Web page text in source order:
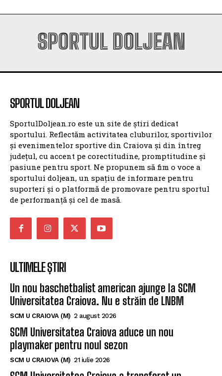
SPORTUL DOLJEAN
SPORTUL DOLJEAN
SportulDoljean.ro este un site de știri dedicat
sportului. Reflectăm activitatea cluburilor, sportivilor
și evenimentelor sportive din Craiova și din întreg
județul, cu accent pe corectitudine, promptitudine și
pasiune pentru sport. Ne propunem să fim o voce a
sportului doljean, un spațiu de informare pentru
suporteri și o platformă de promovare pentru sportul
de performanță și cel de masă.
ULTIMELE ȘTIRI
Un nou baschetbalist american ajunge la SCM
Universitatea Craiova. Nu e străin de LNBM
SCM U CRAIOVA (M) 2 august 2026
SCM Universitatea Craiova aduce un nou
playmaker pentru noul sezon
SCM U CRAIOVA (M) 21 iulie 2026